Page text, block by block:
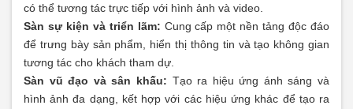
có thể tương tác trực tiếp với hình ảnh và video.
Sàn sự kiện và triển lãm: Cung cấp một nền tảng độc đáo
để trưng bày sản phẩm, hiển thị thông tin và tạo không gian
tương tác cho khách tham dự.
Sàn vũ đạo và sân khấu: Tạo ra hiệu ứng ánh sáng và
hình ảnh đa dạng, kết hợp với các hiệu ứng khác để tạo ra